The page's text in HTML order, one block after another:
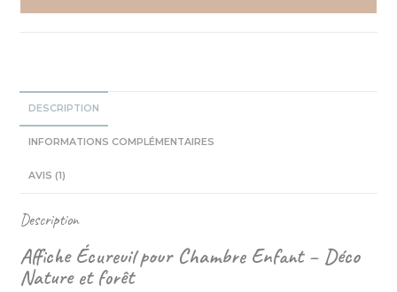
DESCRIPTION
INFORMATIONS COMPLÉMENTAIRES
AVIS (1)
Description
Affiche Écureuil pour Chambre Enfant – Déco
Nature et forêt